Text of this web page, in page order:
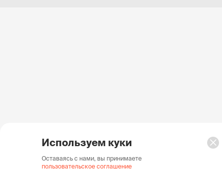
Используем куки
Оставаясь с нами, вы принимаете
пользовательское соглашение